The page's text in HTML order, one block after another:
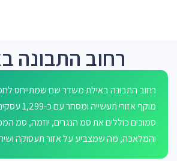
רחוב התבונה
רחוב התבונה באילת משדר שם שמתייחס
מוקף אזורי
סמוכים כוללים את סמ הנגרים, יוזמה, סמ
והמלאכה, מה שמצביע על אזור תעסוקה